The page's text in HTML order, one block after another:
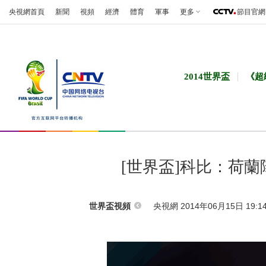
央視網首頁 新聞 視頻 經濟 體育 軍事 更多 節目官網
2014世界盃 《
[世界盃]科比：荷蘭
世界盃視頻 央視網 2014年06月15日